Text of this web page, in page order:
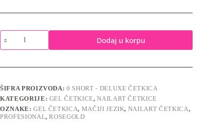
00
Short
-
četkica
crtanje
količina
Dodaj u korpu
ŠIFRA PROIZVODA:0 SHORT - DELUXE ČETKICA
KATEGORIJE: GEL ČETKICE,NAILART ČETKICE
OZNAKE:GEL ČETKICA, MAČIJI JEZIK, NAILART ČETKICA,
PROFESIONAL,ROSEGOLD